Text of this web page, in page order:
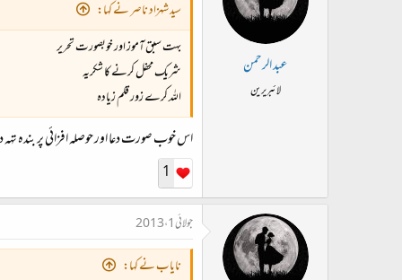
عبد الرحمن
لائبریرین
سید شہزاد ناصر نے کہا:
بہت سبق آموز اور خوبصورت تحریر
شریک محفل کرنے کا شکریہ
اللہ کرے زور قلم زیادہ
اس خوب صورت دعا اور حوصلہ افزائی پر بندہ
1
جولائی 1، 2013
نایاب نے کہا: